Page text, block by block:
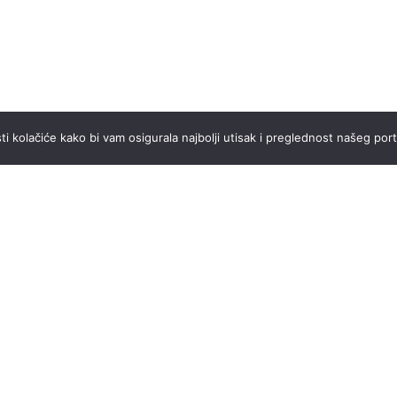
kolačiće kako bi vam osigurala najbolji utisak i preglednost našeg